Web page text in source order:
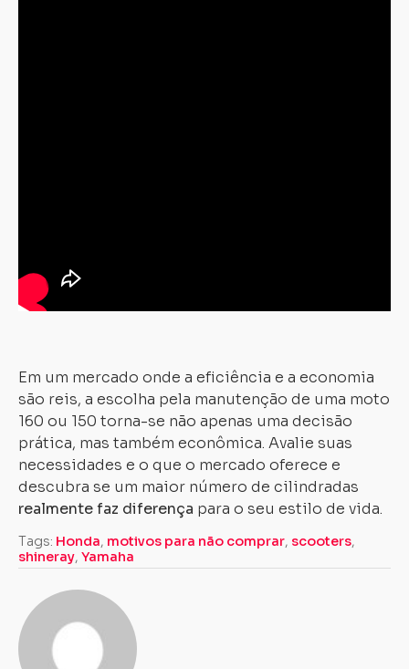
Em um mercado onde a eficiência e a economia
são reis, a escolha pela manutenção de uma moto
160 ou 150 torna-se não apenas uma decisão
prática, mas também econômica. Avalie suas
necessidades e o que o mercado oferece e
descubra se um maior número de cilindradas
realmente faz diferença para o seu estilo de vida.
Tags: Honda, motivos para não comprar, scooters,
shineray, Yamaha